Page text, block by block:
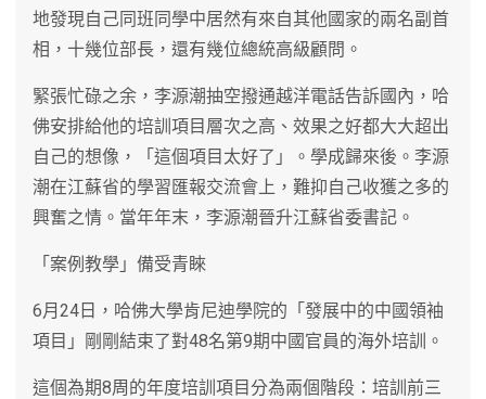
地發現自己同班同學中居然有來自其他國家的兩名副首
相，十幾位部長，還有幾位總統高級顧問。
緊張忙碌之余，李源潮抽空撥通越洋電話告訴國內，哈
佛安排給他的培訓項目層次之高、效果之好都大大超出
自己的想像，「這個項目太好了」。學成歸來後。李源
潮在江蘇省的學習匯報交流會上，難抑自己收獲之多的
興奮之情。當年年末，李源潮晉升江蘇省委書記。
「案例教學」備受青睞
6月24日，哈佛大學肯尼迪學院的「發展中的中國領袖
項目」剛剛結束了對48名第9期中國官員的海外培訓。
這個為期8周的年度培訓項目分為兩個階段：培訓前三